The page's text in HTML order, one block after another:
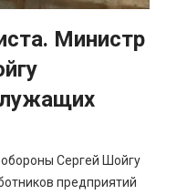
Министр
Сергей Шойгу
предприятий